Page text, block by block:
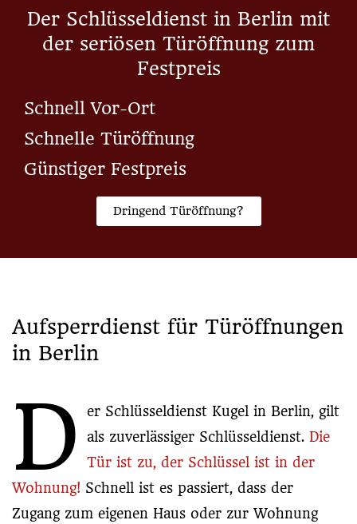
Der Schlüsseldienst in Berlin mit
der seriösen Türöffnung zum
Festpreis
Schnell Vor-Ort
Schnelle Türöffnung
Günstiger Festpreis
Dringend Türöffnung?
Aufsperrdienst für Türöffnungen
in Berlin
D
er Schlüsseldienst Kugel in Berlin, gilt
als zuverlässiger Schlüsseldienst. Die
Tür ist zu, der Schlüssel ist in der
Wohnung! Schnell ist es passiert, dass der
Zugang zum eigenen Haus oder zur Wohnung